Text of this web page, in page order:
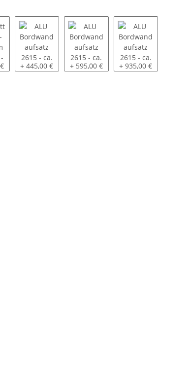
SP-Line - montiert
2615 - ca. 70 cm EDUARD - montiert
ALU Bordwandaufsatz 2615 - ca. 30 cm - oben
+ 445,00 € ALU Bordwandaufsatz 2615 - ca.
+ 595,00 € ALU
+ 935,00 €
- ca. 60 cm SP-Line - montiert
H